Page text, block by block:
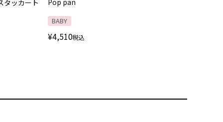
タッカート Pop pan
BABY
¥4,510税込